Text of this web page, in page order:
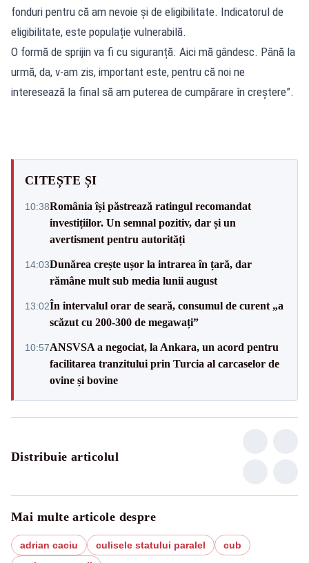
fonduri pentru că am nevoie și de eligibilitate. Indicatorul de
eligibilitate, este populație vulnerabilă.
O formă de sprijin va fi cu siguranță. Aici mă gândesc. Până la
urmă, da, v-am zis, important este, pentru că noi ne
interesează la final să am puterea de cumpărare în creștere”.
CITEȘTE ȘI
10:38România își păstrează ratingul recomandat
investițiilor. Un semnal pozitiv, dar și un
avertisment pentru autorități
14:03Dunărea crește ușor la intrarea în țară, dar
rămâne mult sub media lunii august
13:02În intervalul orar de seară, consumul de curent „a
scăzut cu 200-300 de megawați”
10:57ANSVSA a negociat, la Ankara, un acord pentru
facilitarea tranzitului prin Turcia al carcaselor de
ovine și bovine
Distribuie articolul
Mai multe articole despre
adrian caciu culisele statului paralel
cub